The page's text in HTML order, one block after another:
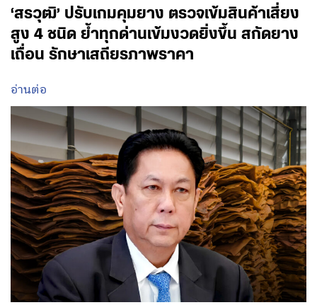
‘สรวุฒิ’ ปรับเกมคุมยาง ตรวจเข้มสินค้าเสี่ยง
สูง 4 ชนิด ย้ำทุกด่านเข้มงวดยิ่งขึ้น สกัดยาง
เถื่อน รักษาเสถียรภาพราคา
อ่านต่อ